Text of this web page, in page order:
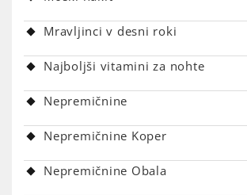
Mravljinci v desni roki
Najboljši vitamini za nohte
Nepremičnine
Nepremičnine Koper
Nepremičnine Obala